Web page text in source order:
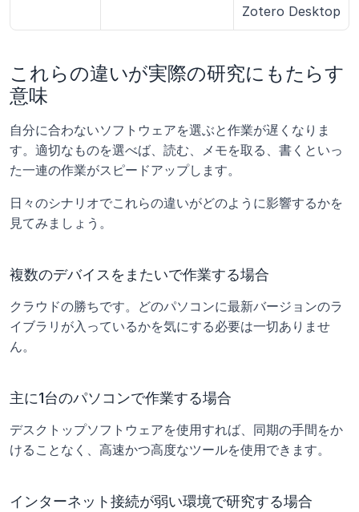
Zotero Desktop
これらの違いが実際の研究にもたらす
意味
自分に合わないソフトウェアを選ぶと作業が遅くなりま
す。適切なものを選べば、読む、メモを取る、書くといっ
た一連の作業がスピードアップします。
日々のシナリオでこれらの違いがどのように影響するかを
見てみましょう。
複数のデバイスをまたいで作業する場合
クラウドの勝ちです。どのパソコンに最新バージョンのラ
イブラリが入っているかを気にする必要は一切ありませ
ん。
主に1台のパソコンで作業する場合
デスクトップソフトウェアを使用すれば、同期の手間をか
けることなく、高速かつ高度なツールを使用できます。
インターネット接続が弱い環境で研究する場合